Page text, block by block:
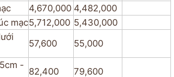
4,670,000 4,482,000
mạc5,712,000 5,430,000
57,600
55,000
-
82,400
79,600